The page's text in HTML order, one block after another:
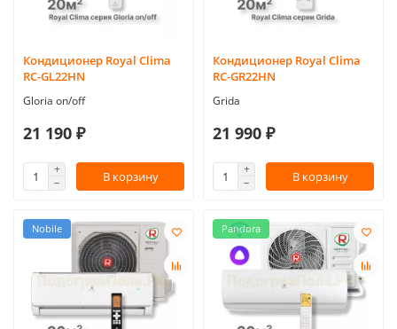
Кондиционер Royal Clima
RC-GL22HN
Gloria on/off
21 190 ₽
В корзину
Кондиционер Royal Clima
RC-GR22HN
Grida
21 990 ₽
В корзину
Nobile Pandora